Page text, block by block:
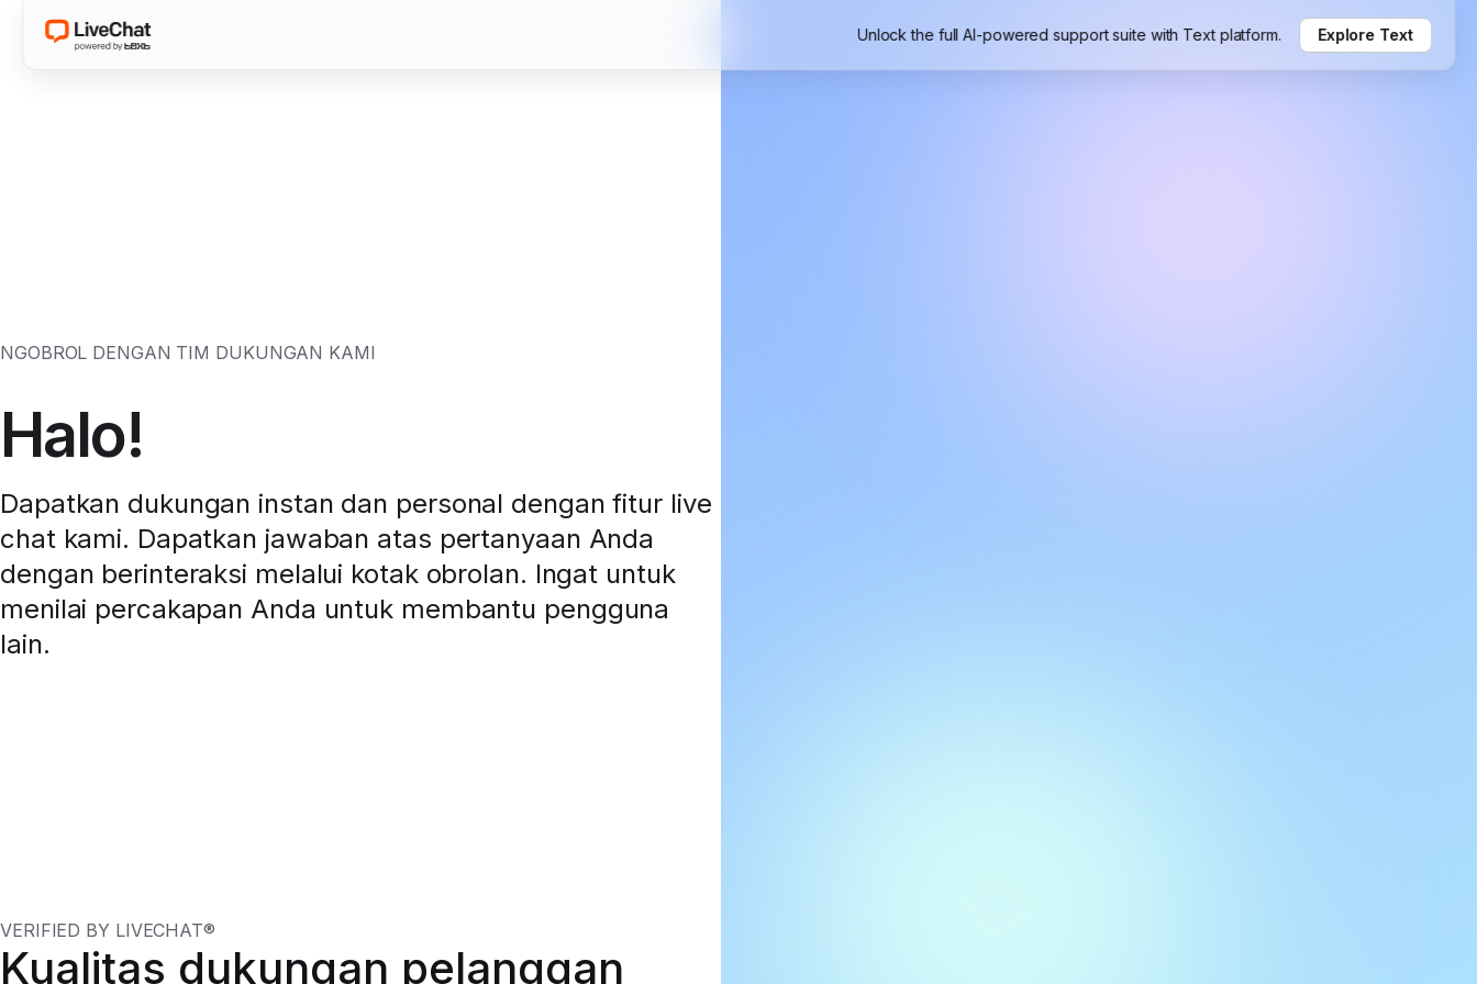
Unlock the full AI-powered support suite with Text platform. Explore Text
NGOBROL DENGAN TIM DUKUNGAN KAMI
Halo!
Dapatkan dukungan instan dan personal dengan fitur live
chat kami. Dapatkan jawaban atas pertanyaan Anda
dengan berinteraksi melalui kotak obrolan. Ingat untuk
menilai percakapan Anda untuk membantu pengguna
lain.
VERIFIED BY LIVECHAT®
Kualitas dukungan pelanggan